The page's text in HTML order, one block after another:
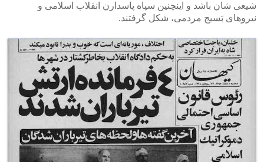
شیعی شان باشد و اینچنین سپاه پاسدارن انقلاب اسلامی و
نیروهای بَسیج مردمی، شکل گرفتند.